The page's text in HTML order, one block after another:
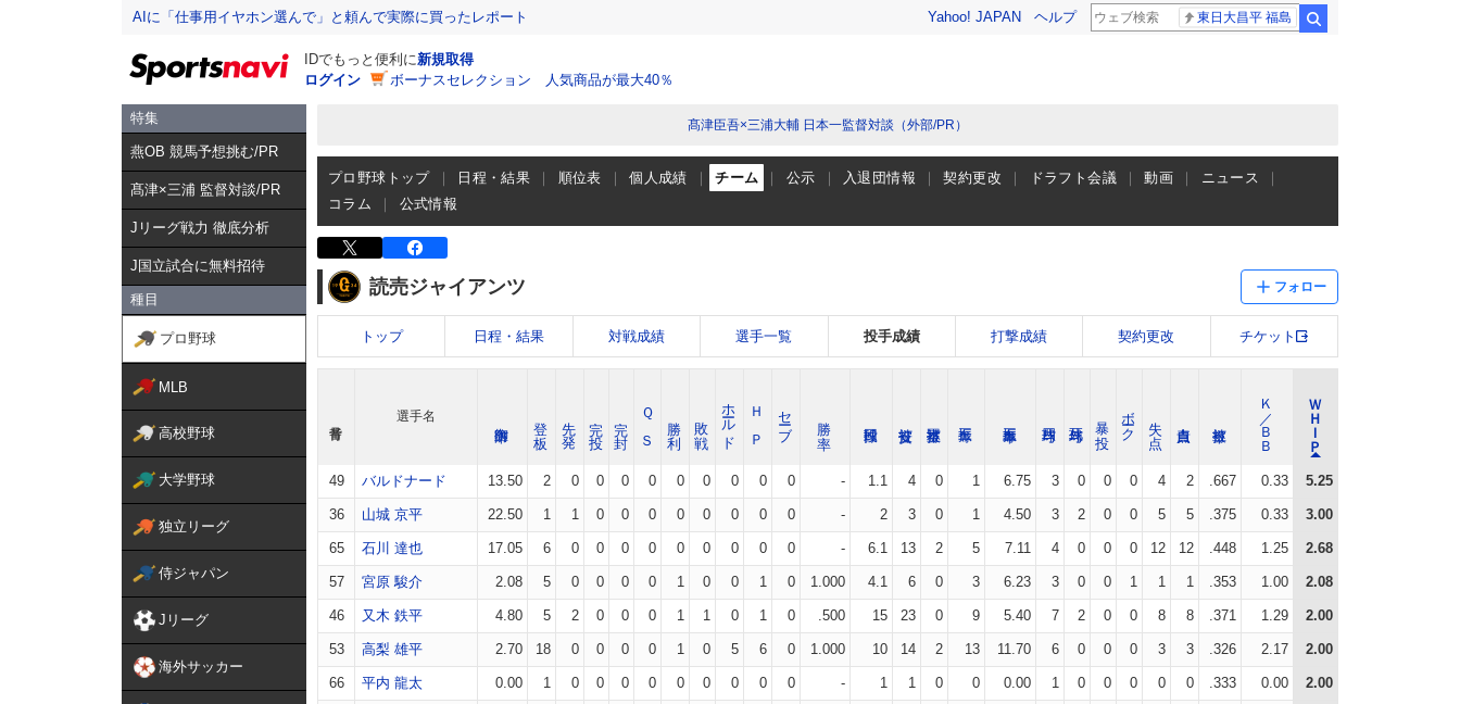
AIに「仕事用イヤホン選んで」と頼んで実際に買ったレポート Yahoo! JAPAN ヘルプ 東日大昌平 福島
IDでもっと便利に新規取得
ログイン
ボーナスセレクション 人気商品が最大40％
特集
燕OB 競馬予想挑む/PR
髙津×三浦 監督対談/PR
Jリーグ戦力 徹底分析
J国立試合に無料招待
種目
プロ野球
MLB
高校野球
大学野球
独立リーグ
侍ジャパン
Jリーグ
海外サッカー
髙津臣吾×三浦大輔 日本一監督対談（外部/PR）
プロ野球トップ 日程・結果 順位表 個人成績 チーム 公示 入退団情報 契約更改 ドラフト会議 動画
ニュース
コラム
公式情報
読売ジャイアンツ フォロー
トップ 日程・結果 対戦成績 選手一覧 投手成績 打撃成績 契約更改 チケット
選手名 Ｑ Ｓ ホールド Ｈ Ｐ セーブ ボーク Ｋ／ＢＢ ＷＨＩＰ
49 バルドナード 13.50 2 0 0 0 0 0 0 0 0 0 - 1.1 4 0 1 6.75 3 0 0 0 4 2 .667 0.33 5.25
36 山城 京平 22.50 1 1 0 0 0 0 0 0 0 0 - 2 3 0 1 4.50 3 2 0 0 5 5 .375 0.33 3.00
65 石川 達也 17.05 6 0 0 0 0 0 0 0 0 0 - 6.1 13 2 5 7.11 4 0 0 0 12 12 .448 1.25 2.68
57 宮原 駿介 2.08 5 0 0 0 0 1 0 0 1 0 1.000 4.1 6 0 3 6.23 3 0 0 1 1 1 .353 1.00 2.08
46 又木 鉄平 4.80 5 2 0 0 0 1 1 0 1 0 .500 15 23 0 9 5.40 7 2 0 0 8 8 .371 1.29 2.00
53 高梨 雄平 2.70 18 0 0 0 0 1 0 5 6 0 1.000 10 14 2 13 11.70 6 0 0 0 3 3 .326 2.17 2.00
66 平内 龍太 0.00 1 0 0 0 0 0 0 0 0 0 - 1 1 0 0 0.00 1 0 0 0 0 0 .333 0.00 2.00